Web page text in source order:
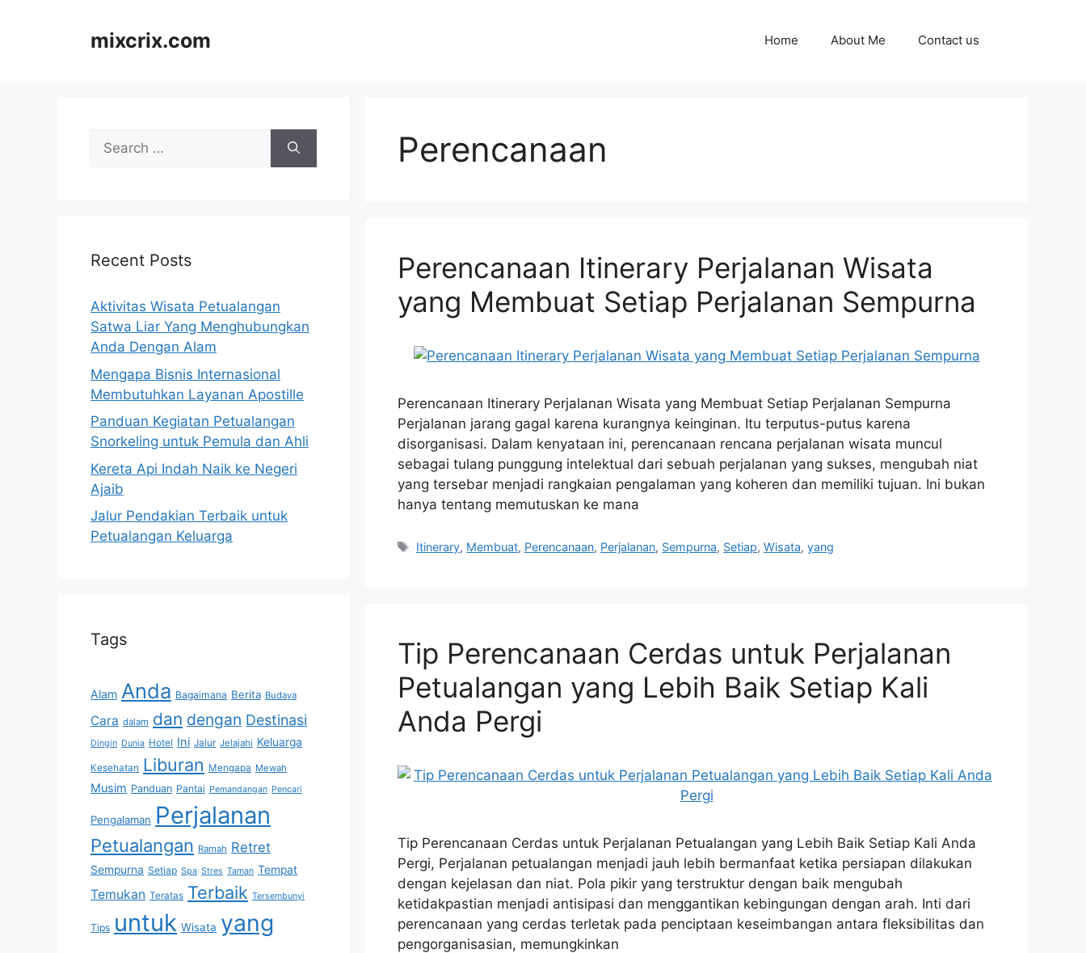
mixcrix.com Home About Me Contact us
Perencanaan
Perencanaan Itinerary Perjalanan Wisata
yang Membuat Setiap Perjalanan Sempurna
Perencanaan Itinerary Perjalanan Wisata yang Membuat Setiap Perjalanan Sempurna
Perjalanan jarang gagal karena kurangnya keinginan. Itu terputus-putus karena
disorganisasi. Dalam kenyataan ini, perencanaan rencana perjalanan wisata muncul
sebagai tulang punggung intelektual dari sebuah perjalanan yang sukses, mengubah niat
yang tersebar menjadi rangkaian pengalaman yang koheren dan memiliki tujuan. Ini bukan
hanya tentang memutuskan ke mana
Tags
Itinerary, Membuat, Perencanaan, Perjalanan, Sempurna, Setiap,Wisata,yang
Tip Perencanaan Cerdas untuk Perjalanan
Petualangan yang Lebih Baik Setiap Kali
Anda Pergi
Tip Perencanaan Cerdas untuk Perjalanan Petualangan yang Lebih Baik Setiap Kali Anda
Pergi, Perjalanan petualangan menjadi jauh lebih bermanfaat ketika persiapan dilakukan
dengan kejelasan dan niat. Pola pikir yang terstruktur dengan baik mengubah
ketidakpastian menjadi antisipasi dan menggantikan kebingungan dengan arah. Inti dari
perencanaan yang cerdas terletak pada penciptaan keseimbangan antara fleksibilitas dan
pengorganisasian, memungkinkan
Search
for:
Recent Posts
Aktivitas Wisata Petualangan
Satwa Liar Yang Menghubungkan
Anda Dengan Alam
Mengapa Bisnis Internasional
Membutuhkan Layanan Apostille
Panduan Kegiatan Petualangan
Snorkeling untuk Pemula dan Ahli
Kereta Api Indah Naik ke Negeri
Ajaib
Jalur Pendakian Terbaik untuk
Petualangan Keluarga
Tags
Alam Anda Bagaimana Berita Budaya
Cara dalam dan dengan Destinasi
Dingin Dunia Hotel Ini Jalur Jelajahi Keluarga
Kesehatan Liburan Mengapa Mewah
Musim Panduan Pantai Pemandangan Pencari
Pengalaman Perjalanan
Petualangan Ramah Retret
Sempurna Setiap Spa Stres Taman Tempat
Temukan Teratas Terbaik Tersembunyi
Tips untuk Wisata yang